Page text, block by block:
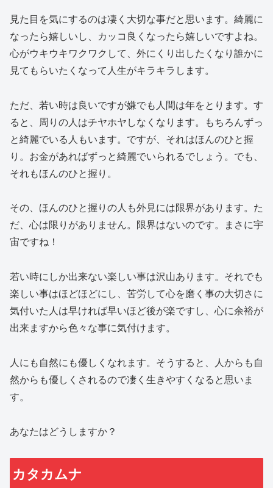
見た目を気にするのは凄く大切な事だと思います。綺麗に
なったら嬉しいし、カッコ良くなったら嬉しいですよね。
心がウキウキワクワクして、外にくり出したくなり誰かに
見てもらいたくなって人生がキラキラします。
ただ、若い時は良いですが嫌でも人間は年をとります。す
ると、周りの人はチヤホヤしなくなります。もちろんずっ
と綺麗でいる人もいます。ですが、それはほんのひと握
り。お金があればずっと綺麗でいられるでしょう。でも、
それもほんのひと握り。
その、ほんのひと握りの人も外見には限界があります。た
だ、心は限りがありません。限界はないのです。まさに宇
宙ですね！
若い時にしか出来ない楽しい事は沢山あります。それでも
楽しい事はほどほどにし、苦労して心を磨く事の大切さに
気付いた人は早ければ早いほど後が楽ですし、心に余裕が
出来ますから色々な事に気付けます。
人にも自然にも優しくなれます。そうすると、人からも自
然からも優しくされるので凄く生きやすくなると思いま
す。
あなたはどうしますか？
カタカムナ